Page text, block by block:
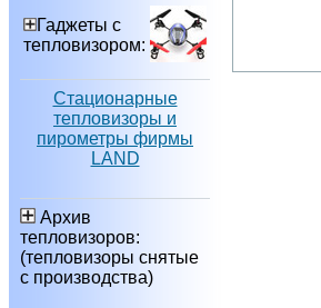
Гаджеты с
тепловизором:
Стационарные
тепловизоры и
пирометры фирмы
LAND
Архив
тепловизоров:
(тепловизоры снятые
с производства)